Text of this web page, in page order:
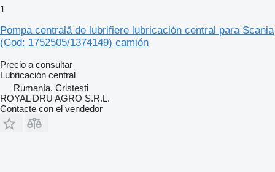
1
Pompa centrală de lubrifiere lubricación central para Scania
(Cod: 1752505/1374149) camión
Precio a consultar
Lubricación central
Rumanía, Cristesti
ROYAL DRU AGRO S.R.L.
Contacte con el vendedor